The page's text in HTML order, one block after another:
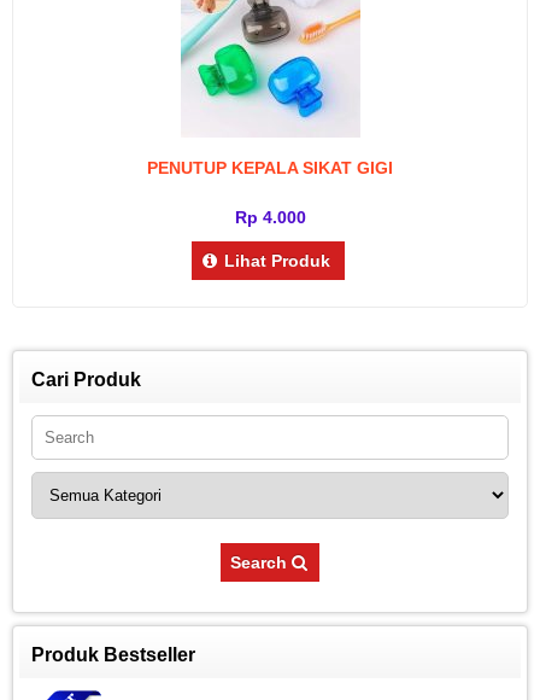
PENUTUP KEPALA SIKAT GIGI
Rp 4.000
Lihat Produk
Cari Produk
Search
Produk Bestseller